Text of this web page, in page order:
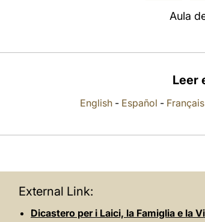
Aula
Leer
English- Español - Français
External Link:
Dicastero per i Laici, la Famiglia e la